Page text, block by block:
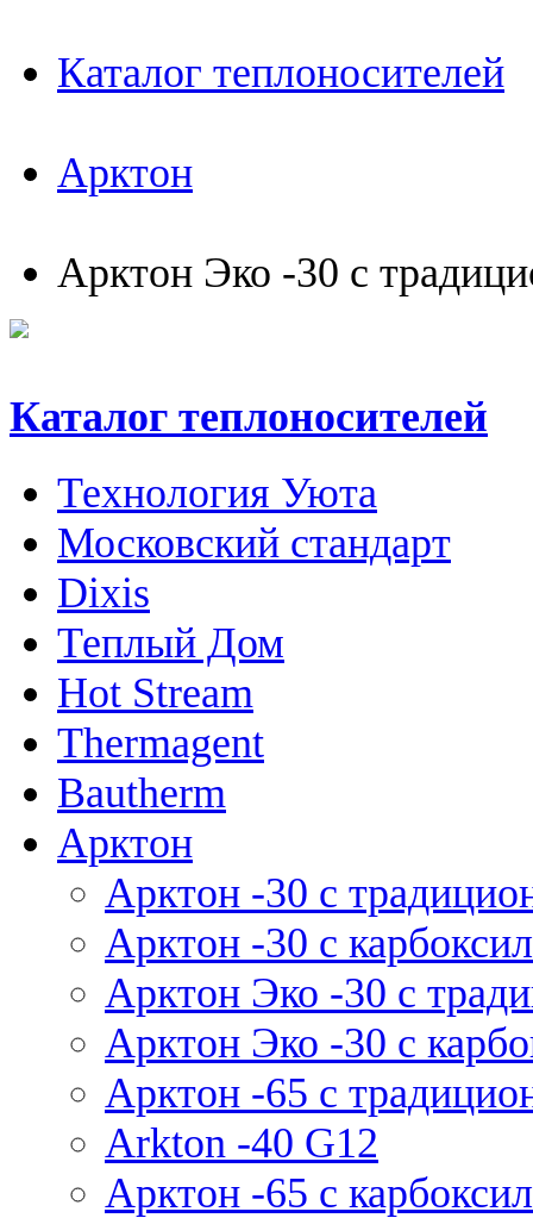
Каталог теплоносителей
Арктон
Арктон Эко -30 с
Каталог теплоносителей
Технология Уюта
Московский стандарт
Dixis
Теплый Дом
Hot Stream
Thermagent
Bautherm
Арктон
Арктон -30 с
Арктон -30 с
Арктон Эко -30 с
Арктон Эко -30 с
Арктон -65 с
Arkton -40 G12
Арктон -65 с